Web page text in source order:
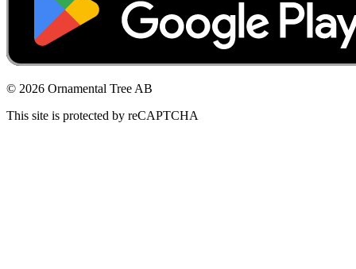
© 2026 Ornamental Tree AB
This site is protected by reCAPTCHA